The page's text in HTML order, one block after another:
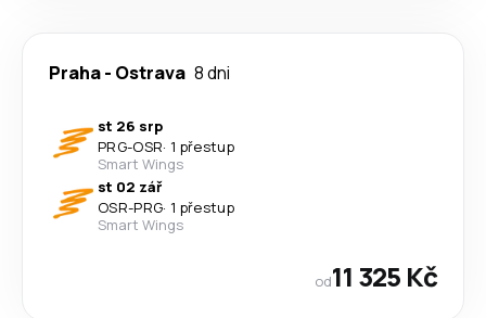
Praha- Ostrava 8 dni
st 26 srp
PRG-OSR· 1 přestup
Smart Wings
st 02 zář
OSR-PRG· 1 přestup
Smart Wings
od11 325 Kč